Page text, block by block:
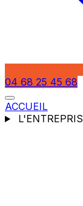
04 68 25 45 68
ACCUEIL